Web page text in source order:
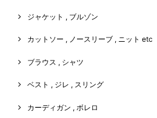
ジャケット , ブルゾン
カットソー , ノースリーブ , ニット etc
ブラウス , シャツ
ベスト , ジレ , スリング
カーディガン , ボレロ